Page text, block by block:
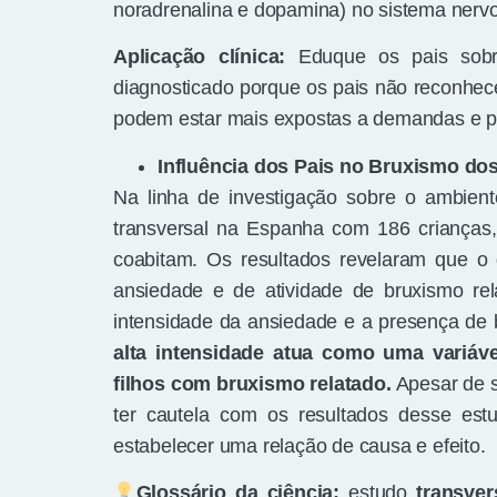
noradrenalina e dopamina) no sistema
Aplicação clínica: Eduque os pais
diagnosticado porque os pais não
podem estar mais expostas a demandas e
Influência dos Pais no Bruxismo
Na linha de investigação sobre o
transversal na Espanha com 186
coabitam. Os resultados revelaram que
ansiedade e de atividade de bruxismo
intensidade da ansiedade e a presença
alta intensidade atua como uma
filhos com bruxismo relatado. Apesar de
ter cautela com os resultados desse
estabelecer uma relação de causa e efeito.